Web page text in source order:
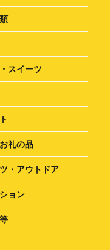
スイーツ
礼の品
・アウトドア
ョン